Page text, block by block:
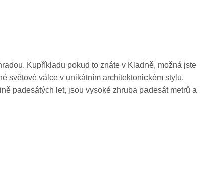
Kupříkladu pokud to znáte v Kladně, možná jste
světové válce v unikátním architektonickém stylu,
padesátých let, jsou vysoké zhruba padesát metrů a